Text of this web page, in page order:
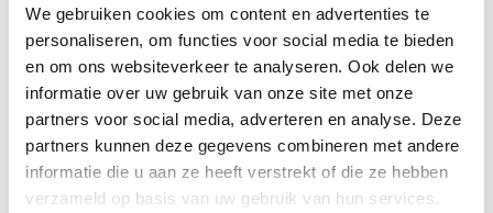
We gebruiken cookies om content en advertenties te
personaliseren, om functies voor social media te bieden
en om ons websiteverkeer te analyseren. Ook delen we
informatie over uw gebruik van onze site met onze
partners voor social media, adverteren en analyse. Deze
partners kunnen deze gegevens combineren met andere
informatie die u aan ze heeft verstrekt of die ze hebben
verzameld op basis van uw gebruik van hun services.
Wij nemen op basis van je melding zsm contact met je op om je
verdere instructies te voorzien.
Verzendkosten Garantie
Indien de klacht gemeld is via het hierboven genoemde e-
mailadres en vervanging is toegezegd dan zijn de retourkosten
voor de klant, tenzij anders besloten door Gladiator Sports.